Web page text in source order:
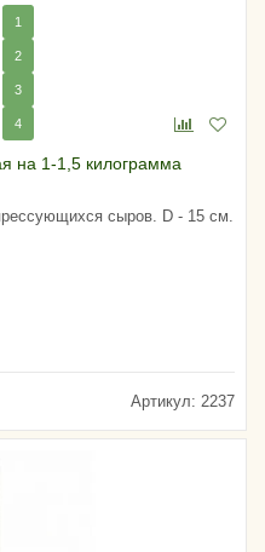
1
2
3
4
на 1-1,5 килограмма
сыров. D - 15 см.
Артикул: 2237